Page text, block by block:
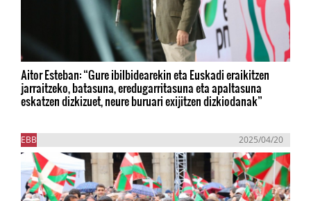
Aitor Esteban: “Gure ibilbidearekin eta Euskadi eraikitzen
jarraitzeko, batasuna, eredugarritasuna eta apaltasuna
eskatzen dizkizuet, neure buruari exijitzen dizkiodanak”
EBB 2025/04/20